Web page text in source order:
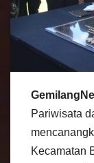
Pariwisata
Kecamatan